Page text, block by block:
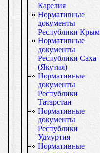
Карелия
Нормативные
документы
Республики Крым
Нормативные
документы
Республики Саха
(Якутия)
Нормативные
документы
Республики
Татарстан
Нормативные
документы
Республики
Удмуртия
Нормативные